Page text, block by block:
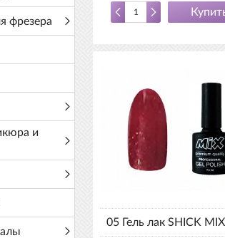
фрезера
и
05 Гель лак SHICK